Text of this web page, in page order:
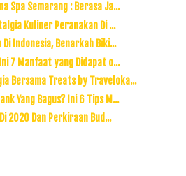
Spa Semarang : Berasa Ja...
Kuliner Peranakan Di ...
Indonesia, Benarkah Biki...
7 Manfaat yang Didapat o...
Bersama Treats by Traveloka...
Yang Bagus? Ini 6 Tips M...
2020 Dan Perkiraan Bud...